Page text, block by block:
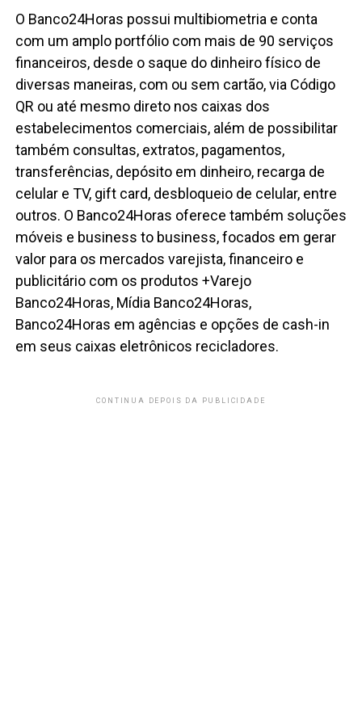
O Banco24Horas possui multibiometria e conta
com um amplo portfólio com mais de 90 serviços
financeiros, desde o saque do dinheiro físico de
diversas maneiras, com ou sem cartão, via Código
QR ou até mesmo direto nos caixas dos
estabelecimentos comerciais, além de possibilitar
também consultas, extratos, pagamentos,
transferências, depósito em dinheiro, recarga de
celular e TV, gift card, desbloqueio de celular, entre
outros. O Banco24Horas oferece também soluções
móveis e business to business, focados em gerar
valor para os mercados varejista, financeiro e
publicitário com os produtos +Varejo
Banco24Horas, Mídia Banco24Horas,
Banco24Horas em agências e opções de cash-in
em seus caixas eletrônicos recicladores.
CONTINUA DEPOIS DA PUBLICIDADE